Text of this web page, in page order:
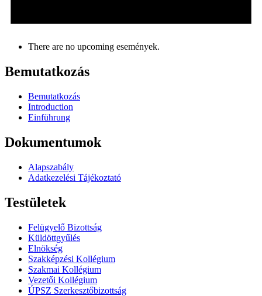
There are no upcoming események.
Bemutatkozás
Bemutatkozás
Introduction
Einführung
Dokumentumok
Alapszabály
Adatkezelési Tájékoztató
Testületek
Felügyelő Bizottság
Küldöttgyűlés
Elnökség
Szakképzési Kollégium
Szakmai Kollégium
Vezetői Kollégium
ÚPSZ Szerkesztőbizottság